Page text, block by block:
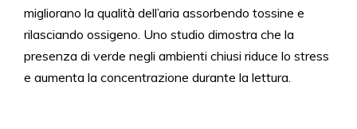
migliorano la qualità dell’aria assorbendo tossine e
rilasciando ossigeno. Uno studio dimostra che la
presenza di verde negli ambienti chiusi riduce lo stress
e aumenta la concentrazione durante la lettura.